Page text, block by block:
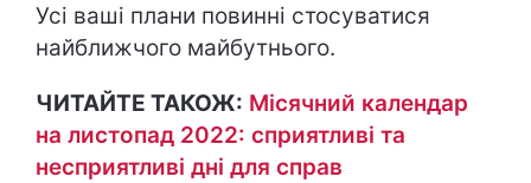
Усі ваші плани повинні стосуватися
найближчого майбутнього.
ЧИТАЙТЕ ТАКОЖ: Місячний календар
на листопад 2022: сприятливі та
несприятливі дні для справ